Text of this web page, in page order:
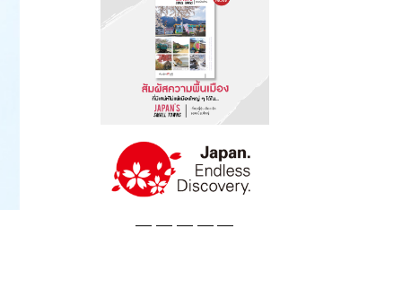
— — — — —